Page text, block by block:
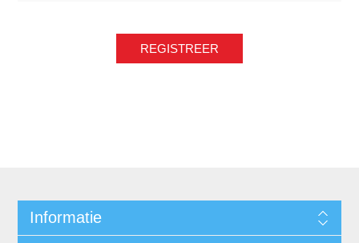
Informatie